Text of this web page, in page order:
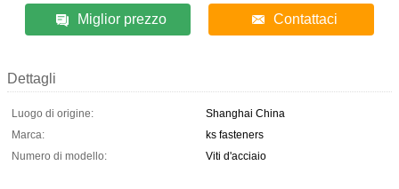
Miglior prezzo Contattaci
Dettagli
Luogo di origine:
Shanghai China
Marca:
ks fasteners
Numero di modello:
Viti d'acciaio